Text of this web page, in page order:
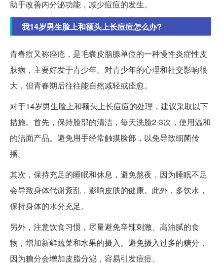
助于改善内分泌功能，减少痘痘的发生。
我14岁男生脸上和额头上长痘痘怎么办?
青春痘又称痤疮，是毛囊皮脂腺单位的一种慢性炎症性皮
肤病，主要好发于青少年。对青少年的心理和社交影响很
大，但青春期后往往能自然减轻或痊愈。
对于14岁男生脸上和额头上长痘痘的处理，建议采取以下
措施。首先，保持脸部的清洁，每天洗脸2-3次，使用温和
的洁面产品。避免用手经常触摸脸部，以免导致细菌传
播。
其次，保持充足的睡眠和休息，避免熬夜，因为睡眠不足
会导致身体代谢紊乱，影响皮肤的健康。此外，多饮水，
保持身体的水分充足。
另外，注意饮食习惯，尽量避免辛辣刺激、高油腻的食
物，增加新鲜蔬菜和水果的摄入。避免摄入过多的糖分，
因为糖分会增加皮脂分泌，容易引发痘痘。